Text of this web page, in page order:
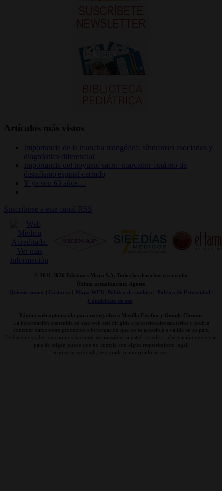
Artículos más vistos
Importancia de la mancha mongólica: síndromes asociados y
diagnóstico diferencial
Importancia del hoyuelo sacro: marcador cutáneo de
disrafismo espinal cerrado
Y ya son 63 años…
Suscribirse a este canal RSS
© 2011- 2026 Ediciones Mayo S.A. Todos los derechos reservados
Última actualización: Agosto
Quienes somos| Contacto Mapa WEB| Politica de cookies|
Politica de Privacidad /
Condiciones de uso
Página web optimizada para navegadores Mozilla Firefox y Google Chrome
La información contenida en esta web está dirigida a profesionales sanitarios y podría
contener datos sobre productos o información que no es accesible o válida en su país.
Le hacemos saber que no nos hacemos responsables si usted accede a información que en su
país de origen puede que no cumpla con algún requerimiento legal,
o no estar regulada, registrada o autorizado su uso.